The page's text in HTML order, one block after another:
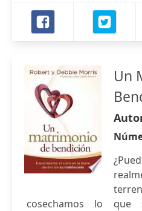
Un
cosechamos lo que